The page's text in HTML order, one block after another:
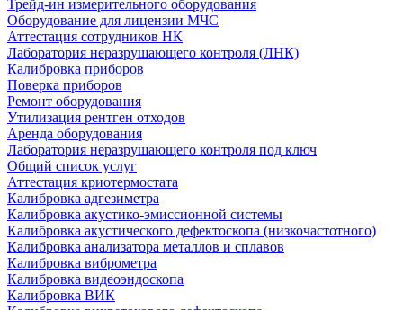
Трейд-ин измерительного оборудования
Оборудование для лицензии МЧС
Аттестация сотрудников НК
Лаборатория неразрушающего контроля (ЛНК)
Калибровка приборов
Поверка приборов
Ремонт оборудования
Утилизация рентген отходов
Аренда оборудования
Лаборатория неразрушающего контроля под ключ
Общий список услуг
Аттестация криотермостата
Калибровка адгезиметра
Калибровка акустико-эмиссионной системы
Калибровка акустического дефектоскопа (низкочастотного)
Калибровка анализатора металлов и сплавов
Калибровка виброметра
Калибровка видеоэндоскопа
Калибровка ВИК